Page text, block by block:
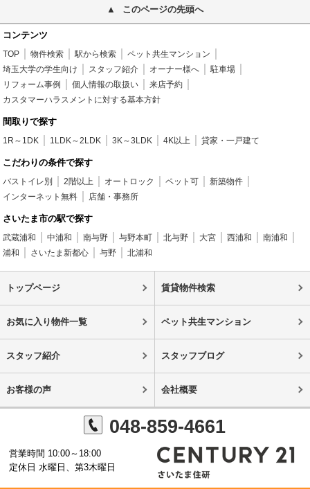
このページの先頭へ
コンテンツ
TOP 物件検索 駅から検索
ペット共生マンション
埼玉大学の学生向け
スタッフ紹介 オーナー様へ
駐車場
リフォーム事例
個人情報の取扱い
来店予約
カスタマーハラスメントに対する基本方針
間取りで探す
1R～1DK 1LDK～2LDK 3K～3LDK 4K以上 貸家・一戸建て
こだわりの条件で探す
バストイレ別 2階以上 オートロック ペット可
新築物件
インターネット無料
店舗・事務所
さいたま市の駅で探す
武蔵浦和 中浦和 南与野 与野本町 北与野 大宮 西浦和
南浦和
浦和
さいたま新都心 与野 北浦和
トップページ 賃貸物件検索
お気に入り物件一覧 ペット共生マンション
スタッフ紹介 スタッフブログ
お客様の声 会社概要
048-859-4661
営業時間 10:00～18:00
定休日 水曜日、第3木曜日